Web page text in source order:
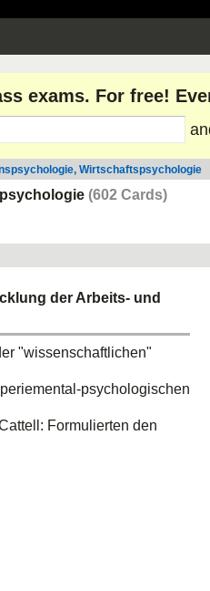
exams. For free!
Wirtschaftspsychologie
(602 Cards)
der Arbeits- und
"wissenschaftlichen"
psychologischen
Formulierten den